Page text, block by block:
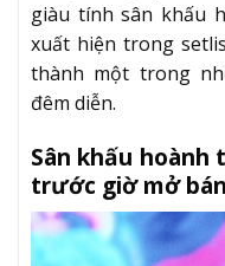
giàu tính sân khấu
xuất hiện trong
thành một trong
đêm diễn.
Sân khấu hoành
trước giờ mở bán